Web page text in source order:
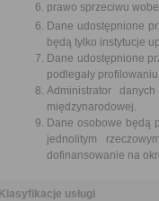
prawo sprzeciwu
Dane udostępnione
będą tylko instytucje
Dane udostępnione
podlegały
Administrator
międzynarodowej.
Dane osobowe będą
jednolitym
dofinansowanie na
Klasyfikacje usługi